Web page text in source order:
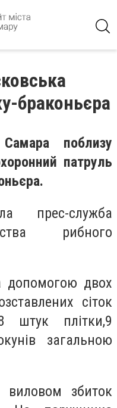
браконьєра
поблизу
ий патруль
прес-служба
рибного
допомогою двох
сіток
штук плітки,9
загальною
виловом збиток